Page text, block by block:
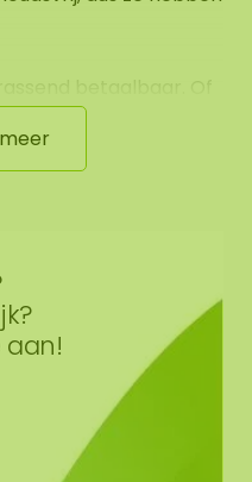
zoekt voor je
er is altijd een
Verkrijgbaar in
Ook een bijzonder
jubileum of als ze
duurzaam en